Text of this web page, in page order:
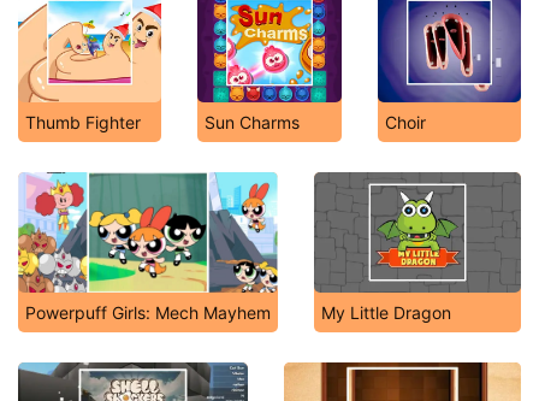
Thumb Fighter Sun Charms Choir
Powerpuff Girls: Mech Mayhem My Little Dragon